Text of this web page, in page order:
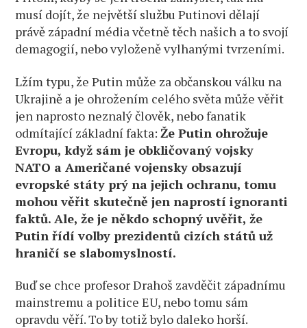
musí dojít, že největší službu Putinovi dělají
právě západní média včetně těch našich a to svojí
demagogií, nebo vyloženě vylhanými tvrzeními.
Lžím typu, že Putin může za občanskou válku na
Ukrajině a je ohrožením celého světa může věřit
jen naprosto neznalý člověk, nebo fanatik
odmítající základní fakta:Že Putin ohrožuje
Evropu, když sám je obkličovaný vojsky
NATO a Američané vojensky obsazují
evropské státy prý na jejich ochranu, tomu
mohou věřit skutečně jen naprostí ignoranti
faktů. Ale, že je někdo schopný uvěřit, že
Putin řídí volby prezidentů cizích států už
hraničí se slabomyslností.
Buď se chce profesor Drahoš zavděčit západnímu
mainstremu a politice EU, nebo tomu sám
opravdu věří. To by totiž bylo daleko horší.